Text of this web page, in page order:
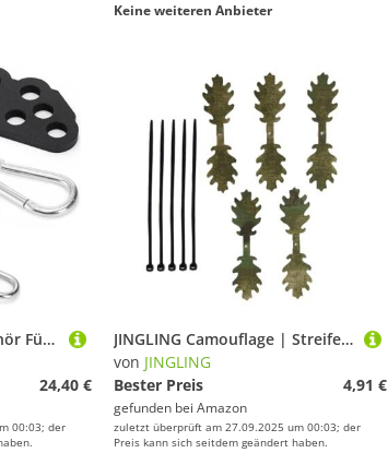
Keine weiteren Anbieter
JINGLING Kabelzugzubehör Für Fitnessstudio,Latzug Barren Aufsatz | Verstellbare Doppel Zu Einzel Rollen Adapterplatte Für Ganzkörper Krafttraining
24,40 €
00:03; der
JINGLING Camouflage | Streifen für Helm, 5-teilig für Jagd im Freien | Outdoor-Ausrüstung mit 5 Kabelbindern für leidenschaftliche Spiele Training | Übungen in der Natur
von JINGLING
Bester Preis
4,91 €
gefunden bei Amazon
zuletzt überprüft am 27.09.2025 um 00:03; der
Preis kann sich seitdem geändert haben.